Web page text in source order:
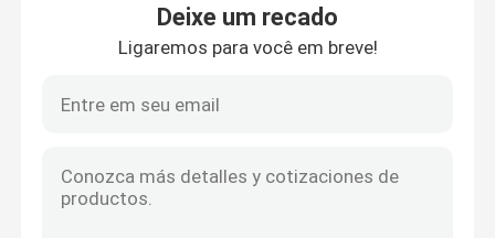
Embreagem
Deixe um recado
Ligaremos para você em breve!